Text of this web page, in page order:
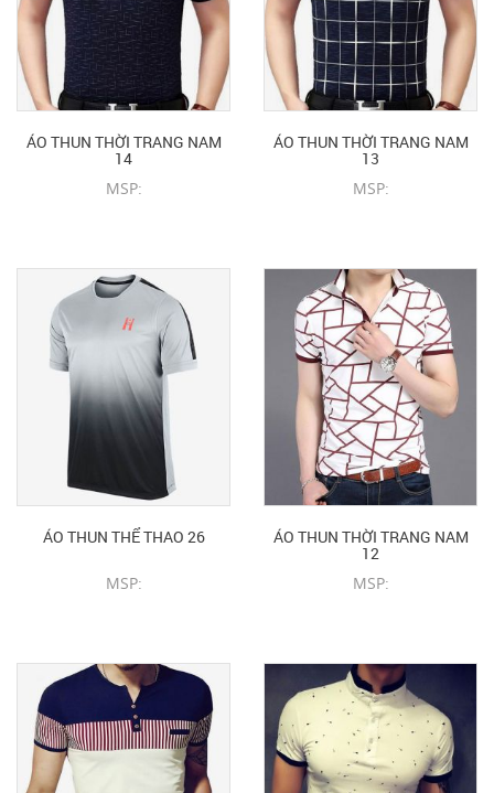
ÁO THUN THỜI TRANG NAM
14
MSP:
ÁO THUN THỜI TRANG NAM
13
MSP:
ÁO THUN THỂ THAO 26
MSP:
ÁO THUN THỜI TRANG NAM
12
MSP: